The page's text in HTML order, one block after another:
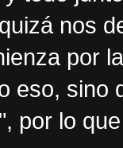
nos
por
eso, sino
por lo